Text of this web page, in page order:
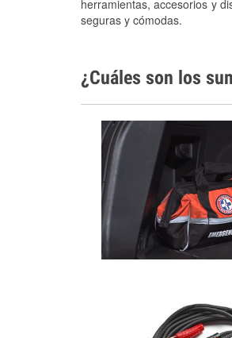
herramientas, accesorios y
seguras y cómodas.
¿Cuáles son los